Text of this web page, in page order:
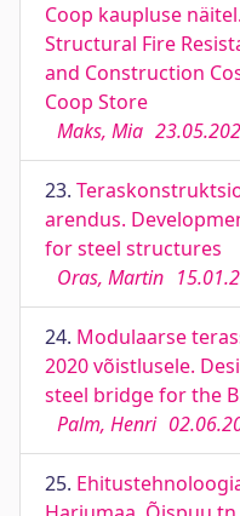
Coop kaupluse
Structural Fire
and Construction
Coop Store
Maks, Mia
23.
arendus.
for steel structures
Oras, Martin
24. Modulaarse
2020 võistlusele.
steel bridge for the
Palm, Henri
25.